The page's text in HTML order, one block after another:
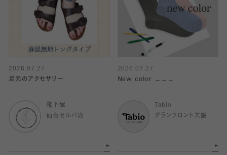
2026.07.27
足元のアクセサリー
靴下屋
仙台セルバ店
2026.07.27
New color →→→
Tabio
グランフロント大阪